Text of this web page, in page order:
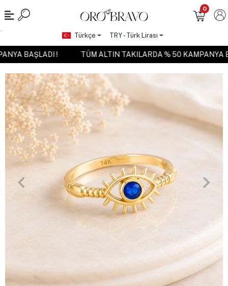
BAŞLADI ! TÜM ALTIN TAKILARDA % 50
0
Türkçe TRY - Türk Lirası